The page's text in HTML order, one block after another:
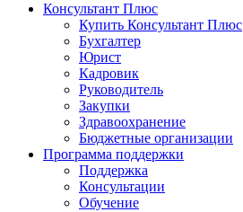
Консультант Плюс
Купить Консультант Плюс
Бухгалтер
Юрист
Кадровик
Руководитель
Закупки
Здравоохранение
Бюджетные организации
Программа поддержки
Поддержка
Консультации
Обучение